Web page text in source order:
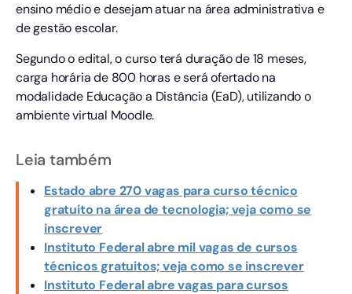
ensino médio e desejam atuar na área administrativa e
de gestão escolar.
Segundo o edital, o curso terá duração de 18 meses,
carga horária de 800 horas e será ofertado na
modalidade Educação a Distância (EaD), utilizando o
ambiente virtual Moodle.
Leia também
Estado abre 270 vagas para curso técnico
gratuito na área de tecnologia; veja como se
inscrever
Instituto Federal abre mil vagas de cursos
técnicos gratuitos; veja como se inscrever
Instituto Federal abre vagas para cursos